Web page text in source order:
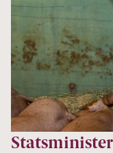
Foto: Tom Erik